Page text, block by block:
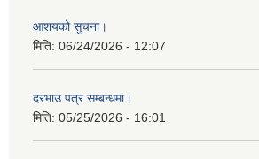
आशयको सुचना।
मिति: 06/24/2026 - 12:07
दरभाउ पत्र सम्बन्धमा।
मिति: 05/25/2026 - 16:01